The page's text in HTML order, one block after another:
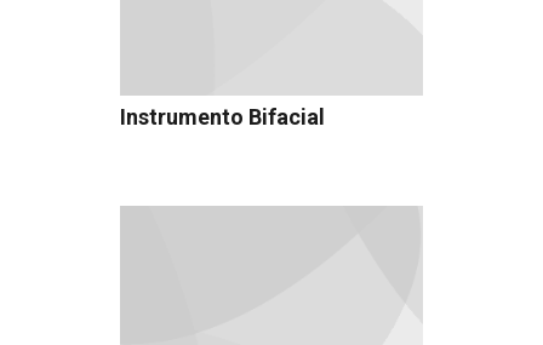
Instrumento Bifacial